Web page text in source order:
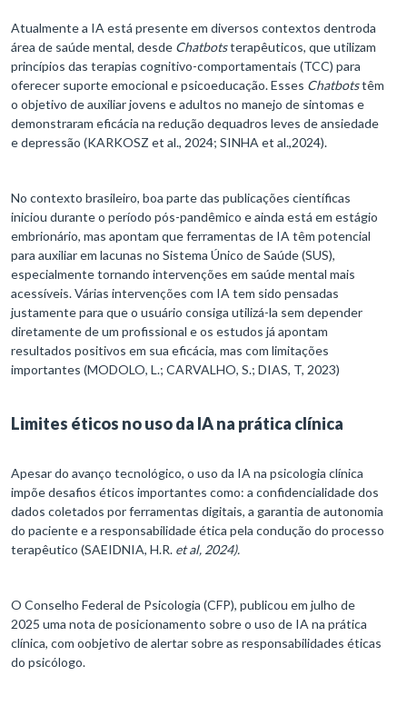
Atualmente a IA está presente em diversos contextos dentroda
área de saúde mental, desde Chatbotsterapêuticos, que utilizam
princípios das terapias cognitivo-comportamentais (TCC) para
oferecer suporte emocional e psicoeducação. Esses Chatbotstêm
o objetivo de auxiliar jovens e adultos no manejo de sintomas e
demonstraram eficácia na redução dequadros leves de ansiedade
e depressão (KARKOSZ et al., 2024; SINHA et al.,2024).
No contexto brasileiro, boa parte das publicações científicas
iniciou durante o período pós-pandêmico e ainda está em estágio
embrionário, mas apontam que ferramentas de IA têm potencial
para auxiliar em lacunas no Sistema Único de Saúde (SUS),
especialmente tornando intervenções em saúde mental mais
acessíveis. Várias intervenções com IA tem sido pensadas
justamente para que o usuário consiga utilizá-la sem depender
diretamente de um profissional e os estudos já apontam
resultados positivos em sua eficácia, mas com limitações
importantes (MODOLO, L.; CARVALHO, S.; DIAS, T, 2023)
Limites éticos no uso da IA na prática clínica
Apesar do avanço tecnológico, o uso da IA na psicologia clínica
impõe desafios éticos importantes como: a confidencialidade dos
dados coletados por ferramentas digitais, a garantia de autonomia
do paciente e a responsabilidade ética pela condução do processo
terapêutico (SAEIDNIA, H.R. et al, 2024).
O Conselho Federal de Psicologia (CFP), publicou em julho de
2025 uma nota de posicionamento sobre o uso de IA na prática
clínica, com oobjetivo de alertar sobre as responsabilidades éticas
do psicólogo.